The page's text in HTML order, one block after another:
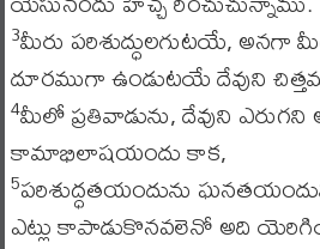
3మీరు పరిశుద్ధులగుటయే, అనగా
దూరముగా ఉండుటయే దేవుని
4మీలో ప్రతివాడును, దేవుని ఎరుగని
కామాభిలాషయందు కాక,
5పరిశుద్ధతయందును
ఎట్లు కాపాడుకొనవలెనో అది